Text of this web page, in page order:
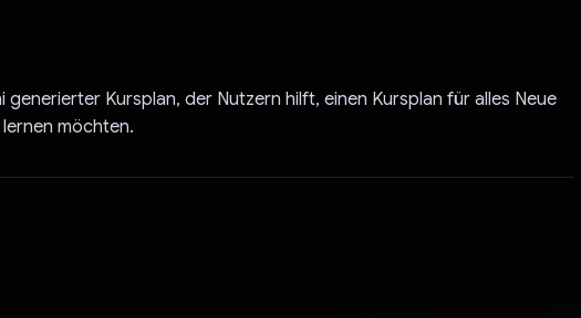
generierter Kursplan, der Nutzern hilft, einen Kursplan für alles Neue
möchten.